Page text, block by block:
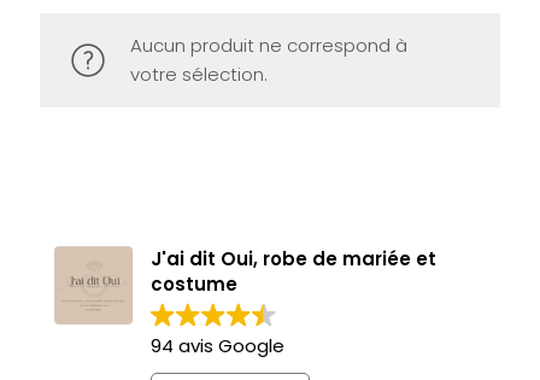
Aucun produit ne correspond à
votre sélection.
J'ai dit Oui, robe de mariée et
costume
94 avis Google